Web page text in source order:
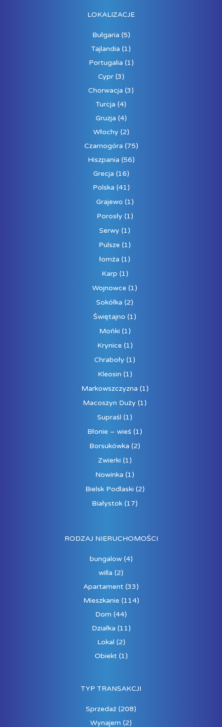
LOKALIZACJE
Bułgaria (5)
Tajlandia (1)
Portugalia (1)
Cypr(3)
Chorwacja (3)
Turcja (4)
Gruzja (4)
Włochy (2)
Czarnogóra (75)
Hiszpania (56)
Grecja (16)
Polska (41)
Grajewo (1)
Porosły (1)
Serwy (1)
Pulsze (1)
łomża (1)
Karp (1)
Wojnowce (1)
Sokółka (2)
Świętajno (1)
Mońki (1)
Krynice (1)
Chraboły (1)
Kleosin (1)
Markowszczyzna (1)
Macoszyn Duży (1)
Supraśl (1)
Błonie – wieś (1)
Borsukówka (2)
Zwierki (1)
Nowinka (1)
Bielsk Podlaski (2)
Białystok (17)
RODZAJ NIERUCHOMOŚCI
bungalow(4)
willa (2)
Apartament (33)
Mieszkanie (114)
Dom (44)
Działka (11)
Lokal (2)
Obiekt(1)
TYP TRANSAKCJI
Sprzedaż (208)
Wynajem (2)